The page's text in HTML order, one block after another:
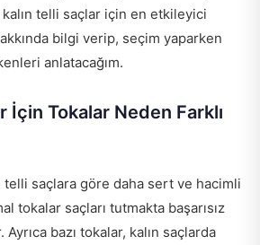
telli saçlar için en etkileyici
bilgi verip, seçim yaparken
anlatacağım.
İçin Tokalar Neden Farklı
telli saçlara göre daha sert ve hacimli
tokalar saçları tutmakta başarısız
Ayrıca bazı tokalar, kalın saçlarda